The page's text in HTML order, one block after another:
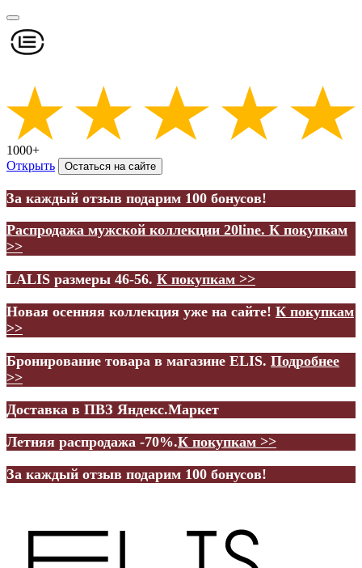
1000+
Открыть
Остаться на сайте
За каждый отзыв подарим 100 бонусов!
Распродажа мужской коллекции 20line. К покупкам
>>
LALIS размеры 46-56. К покупкам >>
Новая осенняя коллекция уже на сайте! К покупкам
>>
Бронирование товара в магазине ELIS. Подробнее
>>
Доставка в ПВЗ Яндекс.Маркет
Летняя распродажа -70%.К покупкам >>
За каждый отзыв подарим 100 бонусов!